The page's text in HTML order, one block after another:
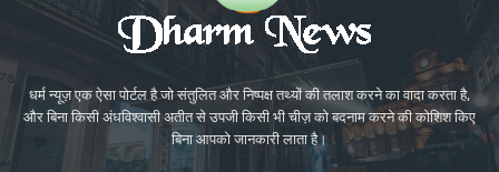
धर्म न्यूज़ एक ऐसा पोर्टल है जो संतुलित और निष्पक्ष तथ्यों की तलाश करने का वादा करता है,
और बिना किसी अंधविश्वासी अतीत से उपजी किसी भी चीज़ को बदनाम करने की कोशिश किए
बिना आपको जानकारी लाता है।